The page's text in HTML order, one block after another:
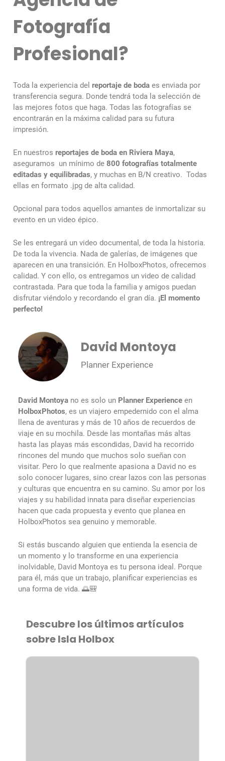
Fotografía
Profesional?
Toda la experiencia del reportaje de boda es enviada por
transferencia segura. Donde tendrá toda la selección de
las mejores fotos que haga. Todas las fotografías se
encontrarán en la máxima calidad para su futura
impresión.
En nuestros reportajes de boda en Riviera Maya,
aseguramos un mínimo de 800 fotografías totalmente
editadas y equilibradas, y muchas en B/N creativo. Todas
ellas en formato .jpg de alta calidad.
Opcional para todos aquellos amantes de inmortalizar su
evento en un video épico.
Se les entregará un video documental, de toda la historia.
De toda la vivencia. Nada de galerías, de imágenes que
aparecen en una transición. En HolboxPhotos, ofrecemos
calidad. Y con ello, os entregamos un video de calidad
contrastada. Para que toda la familia y amigos puedan
disfrutar viéndolo y recordando el gran día. ¡El momento
perfecto!
David Montoya
Planner Experience
David Montoya no es solo un Planner Experience en
HolboxPhotos, es un viajero empedernido con el alma
llena de aventuras y más de 10 años de recuerdos de
viaje en su mochila. Desde las montañas más altas
hasta las playas más escondidas, David ha recorrido
rincones del mundo que muchos solo sueñan con
visitar. Pero lo que realmente apasiona a David no es
solo conocer lugares, sino crear lazos con las personas
y culturas que encuentra en su camino. Su amor por los
viajes y su habilidad innata para diseñar experiencias
hacen que cada propuesta y evento que planea en
HolboxPhotos sea genuino y memorable.
Si estás buscando alguien que entienda la esencia de
un momento y lo transforme en una experiencia
inolvidable, David Montoya es tu persona ideal. Porque
para él, más que un trabajo, planificar experiencias es
una forma de vida. 🌅🎒
Descubre los últimos artículos
sobre Isla Holbox